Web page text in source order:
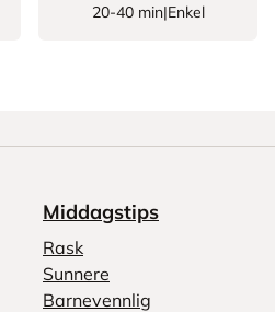
20-40 min|Enkel
Middagstips
Rask
Sunnere
Barnevennlig